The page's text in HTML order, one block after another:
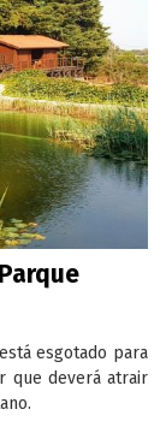
esgotado para
que deverá atrair